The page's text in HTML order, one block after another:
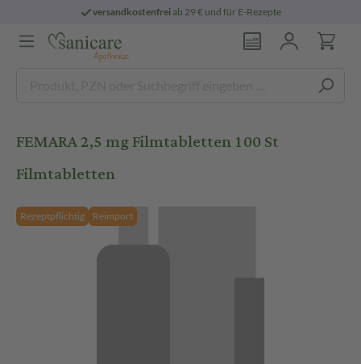
versandkostenfreiab 29 € und für E-Rezepte
FEMARA 2,5 mg Filmtabletten 100 St
Filmtabletten
Rezeptpflichtig Reimport